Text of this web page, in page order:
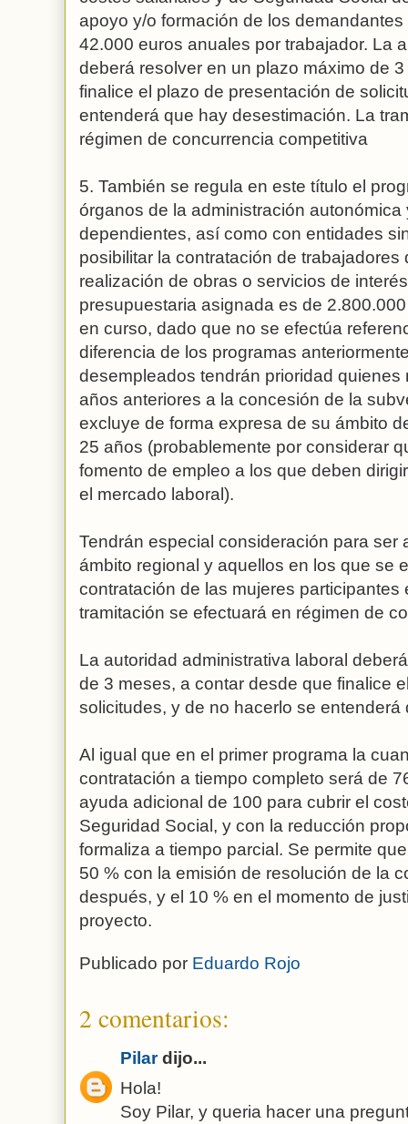
apoyo y/o formación de los
42.000 euros anuales por trabajador. La
deberá resolver en un plazo máximo de
finalice el plazo de presentación de
entenderá que hay desestimación. La
régimen de concurrencia competitiva
5. También se regula en este título el
órganos de la administración
dependientes, así como con entidades
posibilitar la contratación de
realización de obras o servicios de
presupuestaria asignada es de
en curso, dado que no se efectúa
diferencia de los programas
desempleados tendrán prioridad
años anteriores a la concesión de la
excluye de forma expresa de su ámbito
25 años (probablemente por considerar
fomento de empleo a los que deben
el mercado laboral).
Tendrán especial consideración para ser
ámbito regional y aquellos en los que se
contratación de las mujeres
tramitación se efectuará en régimen de
La autoridad administrativa laboral
de 3 meses, a contar desde que finalice
solicitudes, y de no hacerlo se
Al igual que en el primer programa la
contratación a tiempo completo será de
ayuda adicional de 100 para cubrir el
Seguridad Social, y con la reducción
formaliza a tiempo parcial. Se permite
50 % con la emisión de resolución de la
después, y el 10 % en el momento de
proyecto.
Publicado por Eduardo Rojo
2 comentarios:
Pilardijo...
Hola!
Soy Pilar, y queria hacer una